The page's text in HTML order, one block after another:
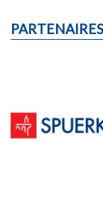
PARTENAIRES